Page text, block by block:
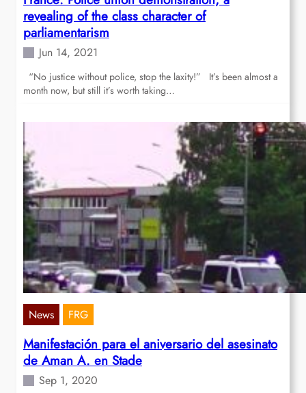
revealing of the class character of
parliamentarism
Jun 14, 2021
“No justice without police, stop the laxity!” It’s been almost a
month now, but still it’s worth taking…
News FRG
Manifestación para el aniversario del asesinato
de Aman A. en Stade
Sep 1, 2020